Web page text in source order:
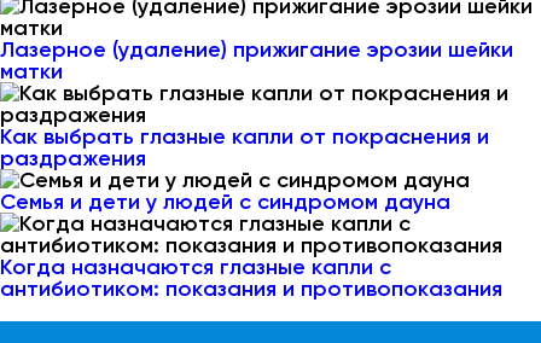
Лазерное (удаление) прижигание эрозии шейки
матки
Как выбрать глазные капли от покраснения и
раздражения
Семья и дети у людей с синдромом дауна
Когда назначаются глазные капли с
антибиотиком: показания и противопоказания